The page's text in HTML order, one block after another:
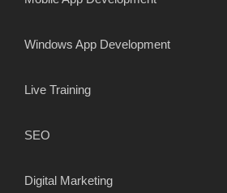
Windows App Development
Live Training
SEO
Digital Marketing